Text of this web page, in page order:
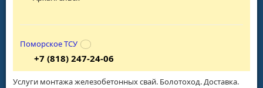
Услуги монтажа железобетонных свай. Болотоход. Доставка.
Поморское ТСУ
+7 (818) 247-24-06